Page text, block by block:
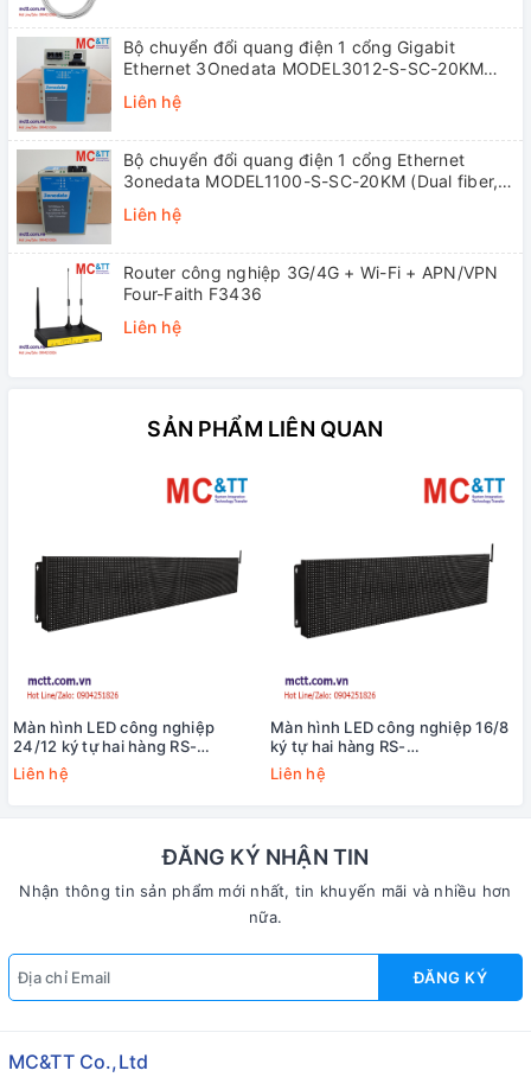
Bộ chuyển đổi quang điện 1 cổng Gigabit
Ethernet 3Onedata MODEL3012-S-SC-20KM
Liên hệ
Bộ chuyển đổi quang điện 1 cổng Ethernet
3onedata MODEL1100-S-SC-20KM (Dual fiber,
Liên hệ
Router công nghiệp 3G/4G + Wi-Fi + APN/VPN
Four-Faith F3436
Liên hệ
SẢN PHẨM LIÊN QUAN
Màn hình LED công nghiệp
24/12 ký tự hai hàng RS-
485/Ethernet/Wi-Fi Modbus
RTU/TCP ICP DAS iKAN-224-WF
Liên hệ
Màn hình LED công nghiệp 16/8
ký tự hai hàng RS-
485/Ethernet/Wi-Fi Modbus
RTU/TCP ICP DAS iKAN-216-WF
Liên hệ
ĐĂNG KÝ NHẬN TIN
Nhận thông tin sản phẩm mới nhất, tin khuyến mãi và nhiều hơn
nữa.
ĐĂNG KÝ
MC&TT Co.,Ltd